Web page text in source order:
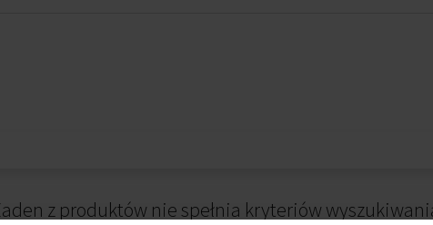
z produktów nie spełnia kryteriów